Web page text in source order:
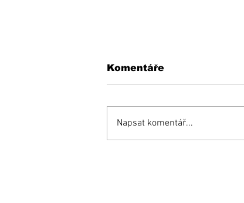
Komentáře
Napsat komentář...